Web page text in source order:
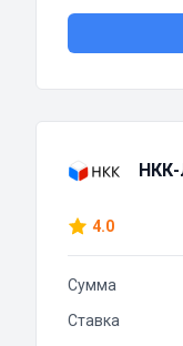
4.0
Сумма
Ставка